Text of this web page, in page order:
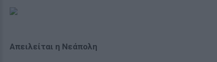
Απειλείται η Νεάπολη